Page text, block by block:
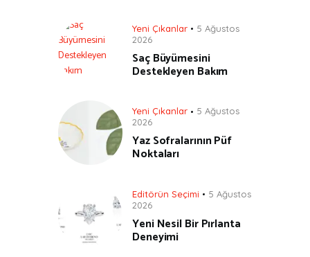
Yeni Çıkanlar
5 Ağustos
2026
Saç Büyümesini
Destekleyen Bakım
Yeni Çıkanlar
5 Ağustos
2026
Yaz Sofralarının Püf
Noktaları
Editörün Seçimi
5 Ağustos
2026
Yeni Nesil Bir Pırlanta
Deneyimi